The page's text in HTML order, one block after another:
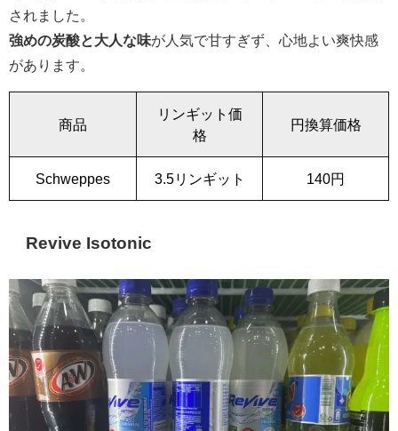
されました。
強めの炭酸と大人な味が人気で甘すぎず、心地よい爽快感
があります。
商品
リンギット価
格
円換算価格
Schweppes 3.5リンギット 140円
Revive Isotonic